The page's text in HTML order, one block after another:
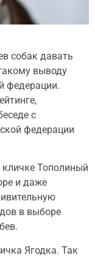
собак давать
выводу
федерации.
с
федерации
Тополиный
и даже
в выборе
Ягодка. Так